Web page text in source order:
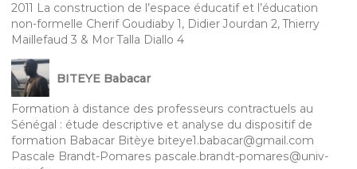
2011 La construction de l’espace éducatif et l’éducation
non-formelle Cherif Goudiaby 1, Didier Jourdan 2, Thierry
Maillefaud 3 & Mor Talla Diallo 4
BITEYE Babacar
Formation à distance des professeurs contractuels au
Sénégal : étude descriptive et analyse du dispositif de
formation Babacar Bitèye biteye1.babacar@gmail.com
Pascale Brandt-Pomares pascale.brandt-pomares@univ-